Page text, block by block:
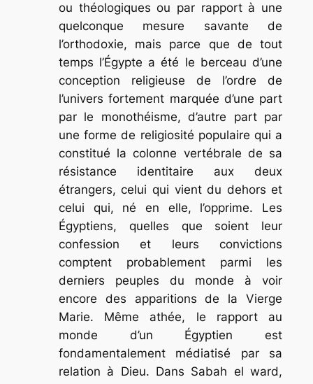
ou théologiques ou par rapport à une
quelconque mesure savante de
l’orthodoxie, mais parce que de tout
temps l’Égypte a été le berceau d’une
conception religieuse de l’ordre de
l’univers fortement marquée d’une part
par le monothéisme, d’autre part par
une forme de religiosité populaire qui a
constitué la colonne vertébrale de sa
résistance identitaire aux deux
étrangers, celui qui vient du dehors et
celui qui, né en elle, l’opprime. Les
Égyptiens, quelles que soient leur
confession et leurs convictions
comptent probablement parmi les
derniers peuples du monde à voir
encore des apparitions de la Vierge
Marie. Même athée, le rapport au
monde d’un Égyptien est
fondamentalement médiatisé par sa
relation à Dieu. Dans Sabah el ward,